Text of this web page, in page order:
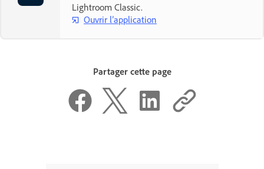
Lightroom Classic.
Ouvrir l’application
Partager cette page